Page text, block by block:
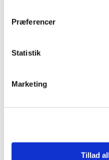
Præferencer
Statistik
Marketing
Tillad
Teknisk viden om
Boligorganisationer
Vejledninger
TCO